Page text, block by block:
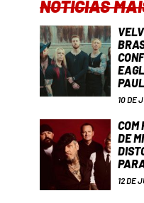
NOTÍCIAS
10 DE
COM
DE
12 DE